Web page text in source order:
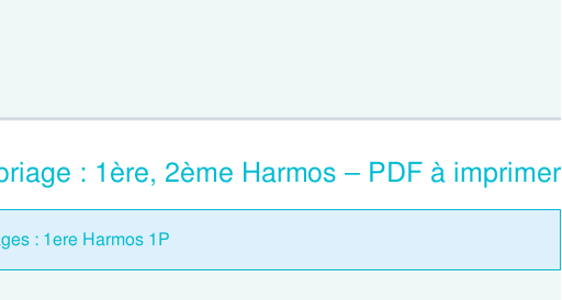
: 1ère, 2ème Harmos – PDF à imprimer
: 1ere Harmos 1P